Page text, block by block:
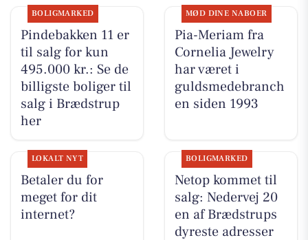
BOLIGMARKED
Pindebakken 11 er
til salg for kun
495.000 kr.: Se de
billigste boliger til
salg i Brædstrup
her
MØD DINE NABOER
Pia-Meriam fra
Cornelia Jewelry
har været i
guldsmedebranch
en siden 1993
LOKALT NYT
Betaler du for
meget for dit
internet?
BOLIGMARKED
Netop kommet til
salg: Nedervej 20
en af Brædstrups
dyreste adresser